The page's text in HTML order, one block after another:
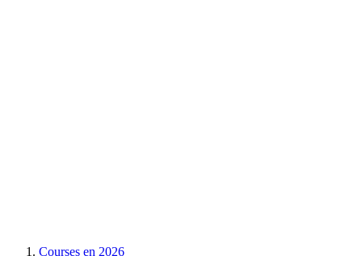
Courses en 2026